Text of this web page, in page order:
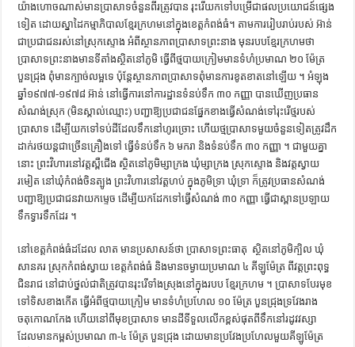
យ៉ាង​ហោច​ណាស់​មាន​ប្រាសាទ​ចំនួន​ពីរ​ត្រូវ​បាន​ រុះរើ​យក​ទៅ​បម្រើ​ជា​ផលប្រយោជន៍​ផ្សេង​
ទៀត​ ​ដោយ​ស្នាដៃ​​កម្មាភិបាល​ខ្មែរក្រហម​នៅ​ក្នុង​ខេត្ដកំពង់ធំ​។​ ​តាម​ការ​រៀបរាប់​របស់​ ​អ៊ា​ន់​ ​
ជា​ប្រជាជន​រស់នៅ​ស្រុក​ស្ទោង​ ​អំពី​​​ស្ថានភាព​ប្រាសាទ​ព្រះ​នាង​ ​មុន​របប​ខ្មែរក្រហម​ថា​ ​
ប្រាសាទ​ព្រះ​នាង​មាន​ទីតាំង​ស្ថិត​នៅ​ភូមិ​ ​ធ្វើ​ពី​ថ្មបាយក្រៀម​មាន​​​ទំហំ​ប្រមាណ​ ​២០ ម៉ែត្រ​ ​
បួន​ជ្រុង​ ​ពុំ​មាន​ក្បាច់លម្អ​ទេ​ ​ប៉ុន្ដែ​ស្ថានភាព​ប្រាសាទ​ពុំ​មានការ​ខូ​ត​ខាត​នៅឡើយ ។​ ​អំឡុង​
ឆ្នាំ​១៩៧៧​-១៩៧៨ អ៊ា​ន់​ ​នៅ​ធ្វើការ​នៅ​ការដ្ឋាន​ទំនប់​ទឹក​ ​៣០ កញ្ញា​ ​បានឃើញ​ប្រធាន​
សំណង់​ស្រុក​ ​(មិន​ស្គាល់ឈ្មោះ​) បញ្ជា​ឱ្យ​ប្រជាជន​ផ្នែក​ខាង​ធ្វើ​សំណង់​ទៅ​រុះរើ​ថ្ម​របស់​
ប្រាសាទ​ ​ដើម្បី​យក​ទៅ​ទប់​ដី​ដែល​ទឹក​នៅ​​ហូរ​ច្រោះ​ ​ហើយ​ថ្ម​ប្រាសាទ​មួយ​ចំនួន​ទៀត​ត្រូវ​ដឹក​
ដាក់​រថយន្ដ​ជា​ច្រើន​គ្រឿង​ទៅ​ ធ្វើ​ទំនប់​ទឹក​ ​៦ មក​រា​ ​និង​ទំនប់​ទឹក​ ​៣០ កញ្ញា ។​ ​ជាមួយ​គ្នា​
នោះ​ ​ព្រះ​វិហារ​នៅ​វត្ដ​ស្ពឺ​ជើង​ ​ស្ថិត​នៅ​ភូមិ​ម្សា​ក្រង​ ​ឃុំ​ម្សា​ក្រង​ ​ស្រុក​ស្ទោង​ ​និង​វត្ដ​​ស្វាយ​
រមៀត​ ​នៅ​ឃុំ​កំពង់​ចិន​ត្បូង​ ​ព្រះ​វិហារ​នៅ​វត្ដ​ហប់​ ​ក្នុងភូមិ​ទ្រា​ ​ឃុំ​ទ្រា​ ​ក៏​ត្រូវ​ប្រធាន​សំណង់​
បញ្ជា​ឱ្យ​ប្រជាជន​​​វាយ​កម្ទេច​ ​ដើម្បី​យក​ដែក​ទៅ​ធ្វើ​សំណង់​ ​៣០ កញ្ញា​ ​ធ្វើ​ជា​ស្ពាន​ប្រឡាយ​
ទឹក​ទ្វារ​ទឹក​ដែរ ។​ ​
នៅ​ខេត្ដកំពង់ធំ​ដដែល​ ​លាត​ ​មាន​ប្រសាសន៍​ថា​ ​ប្រាសាទព្រះធាតុ​ ​ ស្ថិត​នៅ​ភូមិ​ក្បិល​ ​ឃុំ​
សាន​គរ​ ​ស្រុក​កំពង់ស្វាយ​ ​ខេត្ដកំពង់ធំ​ ​និង​មាន​ចម្ងាយ​ប្រមាណ​ ​៤ គីឡូម៉ែត្រ​ ​ពី​វត្ដ​ព្រះពុទ្ធ​
ជិន​រាជ​ ​នៅ​ជាប់​ថ្នល់ជាតិ​ត្រូវ​បាន​រុះរើ​ទាំងស្រុង​​នៅ​ក្នុង​របប​ ខ្មែរក្រហម ។​ ​ប្រាសាទ​បែរមុខ​
ទៅ​ទិស​ខាងកើត​ ​ធ្វើ​អំពី​ថ្មបាយក្រៀម​ ​មាន​ទំហំ​ប្រហែល​ ​១០ ម៉ែត្រ​ ​បួន​ជ្រុង​ទ្រវែង​រាង​
ចតុកោណកែង​ ​ហើយ​នៅ​ពីមុខ​ប្រាសាទ​ ​មាន​ដី​ទីទួល​លើក​ខ្ពស់​ផុត​ពី​ទឹក​នៅ​រដូវវស្សា​ ​
ដែល​មាន​​កម្ពស់​ប្រមាណ​ ​៣-៤ ម៉ែត្រ​ ​បួន​ជ្រុង​ ​ដោយ​មាន​ប្រវែង​ប្រហែល​មួយ​គីឡូម៉ែត្រ​ ​